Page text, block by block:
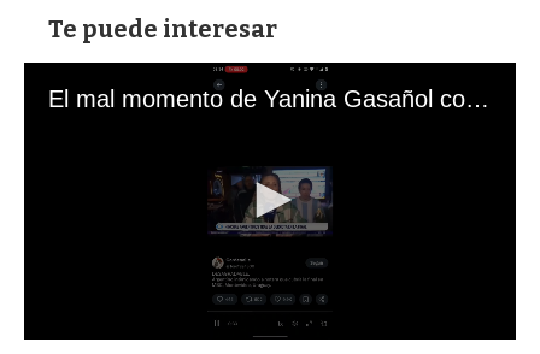
Te puede interesar
El mal momento de Yanina Gasañol con un hincha argentino en "Subrayado"